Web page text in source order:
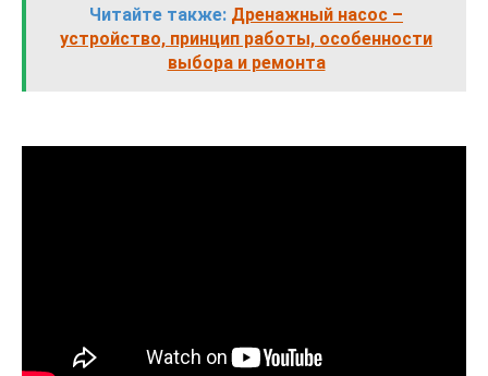
Читайте также: Дренажный насос –
устройство, принцип работы, особенности
выбора и ремонта